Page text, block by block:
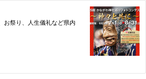
お祭り、人生儀礼など県内